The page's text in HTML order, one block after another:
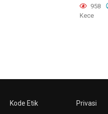
958
Kece
Kode Etik
Privasi